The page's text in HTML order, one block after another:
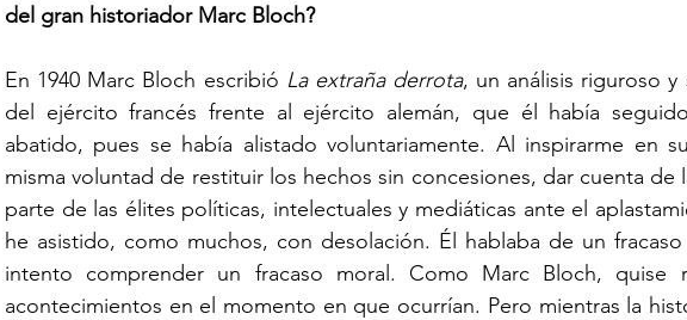
del gran historiador Marc Bloch?
En 1940 Marc Bloch escribió La extraña derrota, un análisis riguroso
del ejército francés frente al ejército alemán, que él había
abatido, pues se había alistado voluntariamente. Al inspirarme en
misma voluntad de restituir los hechos sin concesiones, dar cuenta de
parte de las élites políticas, intelectuales y mediáticas ante el
he asistido, como muchos, con desolación. Él hablaba de un
intento comprender un fracaso moral. Como Marc Bloch, quise
acontecimientos en el momento en que ocurrían. Pero mientras la